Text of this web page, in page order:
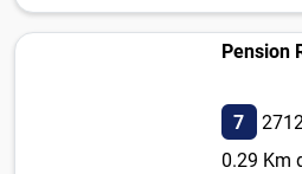
Pension
7
0.29 Km